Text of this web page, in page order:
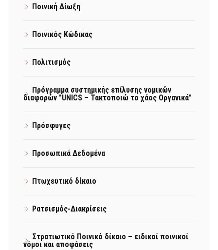
Ποινική Δίωξη
Ποινικός Κώδικας
Πολιτισμός
Πρόγραμμα συστημικής επίλυσης νομικών
διαφορών "UNICS – Τακτοποιώ το χάος Οργανικά"
Πρόσφυγες
Προσωπικά Δεδομένα
Πτωχευτικό δίκαιο
Ρατσισμός-Διακρίσεις
Στρατιωτικό Ποινικό δίκαιο – ειδικοί ποινικοί
νόμοι και αποφάσεις